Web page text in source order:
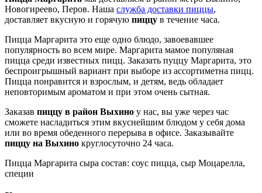
Новогиреево, Перов. Наша служба доставки пиццы,
доставляет вкусную и горячую пиццу в течение часа.
Пицца Маргарита это еще одно блюдо, завоевавшее
популярность во всем мире. Маргарита мамое популяная
пицца среди известных пицц. Заказать пуццу Маргарита, это
беспроигрышный вариант при выборе из ассортиметна пицц.
Пицца понравится и взрослым, и детям, ведь обладает
неповторимым ароматом и при этом очень сытная.
Заказав пиццу в район Выхино у нас, вы уже через час
сможете насладиться этим вкуснейшим блюдом у себя дома
или во время обеденного перерыва в офисе. Заказывайте
пиццу на Выхино круглосуточно 24 часа.
Пицца Маргарита сыра состав: соус пицца, сыр Моцарелла,
специи